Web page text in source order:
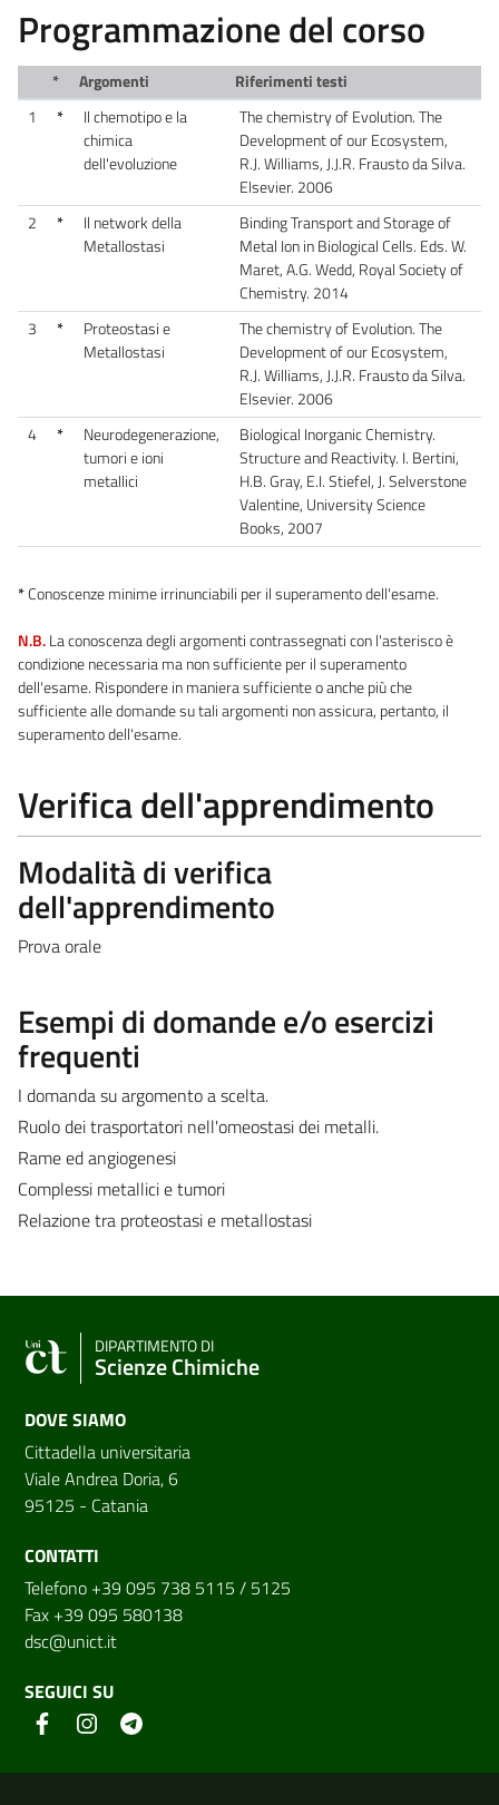
Programmazione del corso
* Argomenti
Riferimenti testi
1
*
Il chemotipo e la
chimica
dell'evoluzione
The chemistry of Evolution. The
Development of our Ecosystem,
R.J. Williams, J.J.R. Frausto da Silva.
Elsevier. 2006
2
*
Il network della
Metallostasi
Binding Transport and Storage of
Metal Ion in Biological Cells. Eds. W.
Maret, A.G. Wedd, Royal Society of
Chemistry. 2014
3
*
Proteostasi e
Metallostasi
The chemistry of Evolution. The
Development of our Ecosystem,
R.J. Williams, J.J.R. Frausto da Silva.
Elsevier. 2006
4
*
Neurodegenerazione,
tumori e ioni
metallici
Biological Inorganic Chemistry.
Structure and Reactivity. I. Bertini,
H.B. Gray, E.I. Stiefel, J. Selverstone
Valentine, University Science
Books, 2007
*Conoscenze minime irrinunciabili per il superamento dell'esame.
N.B.La conoscenza degli argomenti contrassegnati con l'asterisco è
condizione necessaria ma non sufficiente per il superamento
dell'esame. Rispondere in maniera sufficiente o anche più che
sufficiente alle domande su tali argomenti non assicura, pertanto, il
superamento dell'esame.
Verifica dell'apprendimento
Modalità di verifica
dell'apprendimento
Prova orale
Esempi di domande e/o esercizi
frequenti
I domanda su argomento a scelta.
Ruolo dei trasportatori nell'omeostasi dei metalli.
Rame ed angiogenesi
Complessi metallici e tumori
Relazione tra proteostasi e metallostasi
DIPARTIMENTO DI
Scienze Chimiche
DOVE SIAMO
Cittadella universitaria
Viale Andrea Doria, 6
95125 - Catania
CONTATTI
Telefono +39 095 738 5115 / 5125
Fax +39 095 580138
dsc@unict.it
SEGUICI SU
Link e informazioni utili